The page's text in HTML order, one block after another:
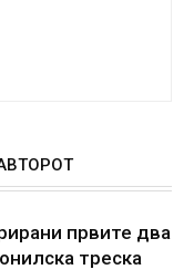
првите два
треска